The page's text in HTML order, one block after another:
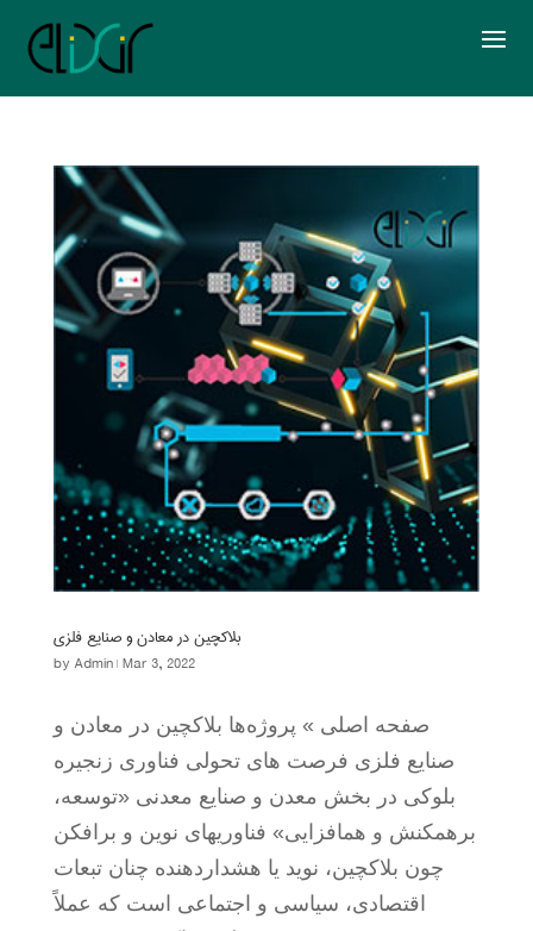
بلاکچین در معادن و صنایع فلزی
by Admin|Mar 3, 2022
صفحه اصلی » پروژه‌ها بلاکچین در معادن و
صنایع فلزی فرصت های تحولی فناوری زنجیره
بلوکی در بخش معدن و صنایع معدنی «توسعه،
برهمکنش و هم‏افزایی» فناوری‏های نوین و برافکن
چون بلاکچین، نوید یا هشداردهنده چنان تبعات
اقتصادی، سیاسی و اجتماعی است که عملاً